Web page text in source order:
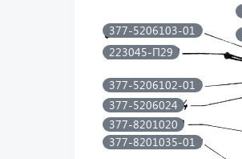
377-8201020
223045-П29
377-8201035-01
377-5206024
377-5206102-01
377-5206103-01